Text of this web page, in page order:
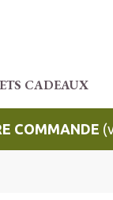
CADEAUX
COMMANDE